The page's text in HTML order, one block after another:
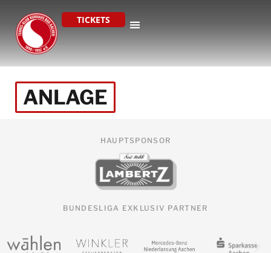
TICKETS
ANLAGE
HAUPTSPONSOR
BUNDESLIGA EXKLUSIV PARTNER